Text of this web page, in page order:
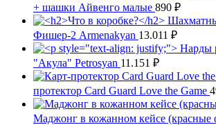
+ шашки Айвенго малые 890 ₽
Фишер-2 Armenakyan 13.011 ₽
Нарды
"Акула" Petrosyan 11.151 ₽
протектор Card Guard Love the Game
Маджонг в кожанном кейсе